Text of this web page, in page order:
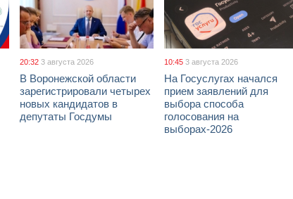
20:32 3 августа 2026
В Воронежской области
зарегистрировали четырех
новых кандидатов в
депутаты Госдумы
10:45 3 августа 2026
На Госуслугах начался
прием заявлений для
выбора способа
голосования на
выборах-2026